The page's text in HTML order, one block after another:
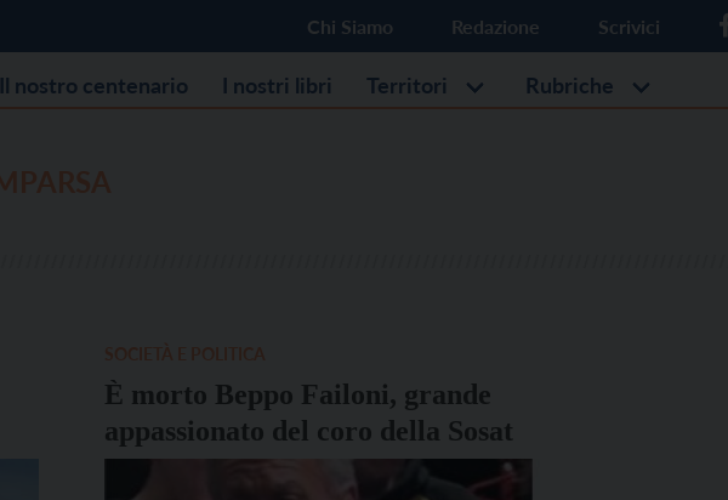
Chi Siamo Redazione Scrivici
Il nostro centenario I nostri libri Territori Rubriche
È morto Beppo Failoni, grande
appassionato del coro della Sosat